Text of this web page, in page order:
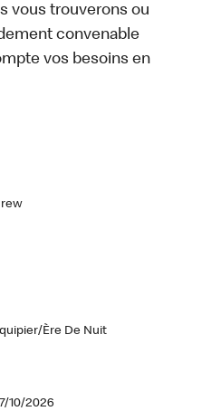
vous trouverons ou
convenable
vos besoins en
ère De Nuit
10/2026